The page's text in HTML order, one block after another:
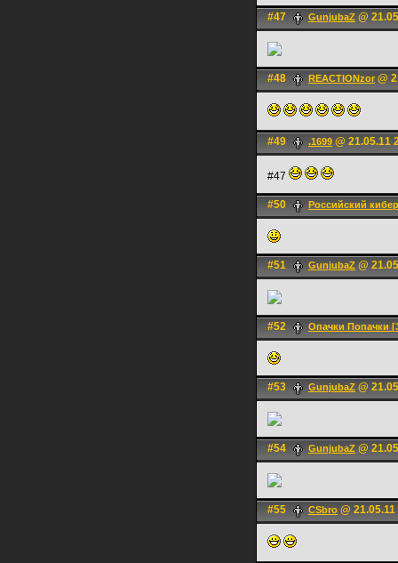
#47 GunjubaZ @
#48 REACTIONzor @
#49 .1699 @ 21.05.11
#47
#50 Российский
#51 GunjubaZ @
#52 Опачки Попачки
#53 GunjubaZ @
#54 GunjubaZ @
#55 CSbro @